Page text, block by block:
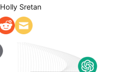
Holly Sretan